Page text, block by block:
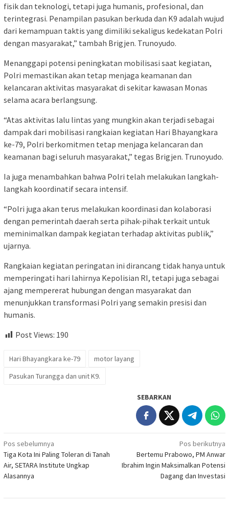
fisik dan teknologi, tetapi juga humanis, profesional, dan
terintegrasi. Penampilan pasukan berkuda dan K9 adalah wujud
dari kemampuan taktis yang dimiliki sekaligus kedekatan Polri
dengan masyarakat,” tambah Brigjen. Trunoyudo.
Menanggapi potensi peningkatan mobilisasi saat kegiatan,
Polri memastikan akan tetap menjaga keamanan dan
kelancaran aktivitas masyarakat di sekitar kawasan Monas
selama acara berlangsung.
“Atas aktivitas lalu lintas yang mungkin akan terjadi sebagai
dampak dari mobilisasi rangkaian kegiatan Hari Bhayangkara
ke-79, Polri berkomitmen tetap menjaga kelancaran dan
keamanan bagi seluruh masyarakat,” tegas Brigjen. Trunoyudo.
Ia juga menambahkan bahwa Polri telah melakukan langkah-
langkah koordinatif secara intensif.
“Polri juga akan terus melakukan koordinasi dan kolaborasi
dengan pemerintah daerah serta pihak-pihak terkait untuk
meminimalkan dampak kegiatan terhadap aktivitas publik,”
ujarnya.
Rangkaian kegiatan peringatan ini dirancang tidak hanya untuk
memperingati hari lahirnya Kepolisian RI, tetapi juga sebagai
ajang mempererat hubungan dengan masyarakat dan
menunjukkan transformasi Polri yang semakin presisi dan
humanis.
Post Views: 190
Hari Bhayangkara ke-79
motor layang
Pasukan Turangga dan unit K9.
SEBARKAN
Navigasi
pos
Pos sebelumnya
Tiga Kota Ini Paling Toleran di Tanah
Air, SETARA Institute Ungkap
Alasannya
Pos berikutnya
Bertemu Prabowo, PM Anwar
Ibrahim Ingin Maksimalkan Potensi
Dagang dan Investasi